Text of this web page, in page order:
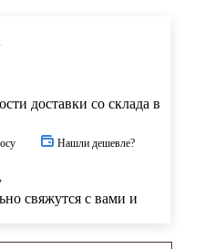
доставки со склада в
Нашли дешевле?
свяжутся с вами и